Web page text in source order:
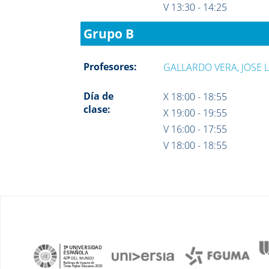
V 13:30 - 14:25
Grupo B
Profesores: GALLARDO VERA, JOSE
Día de
clase:
X 18:00 - 18:55
X 19:00 - 19:55
V 16:00 - 17:55
V 18:00 - 18:55